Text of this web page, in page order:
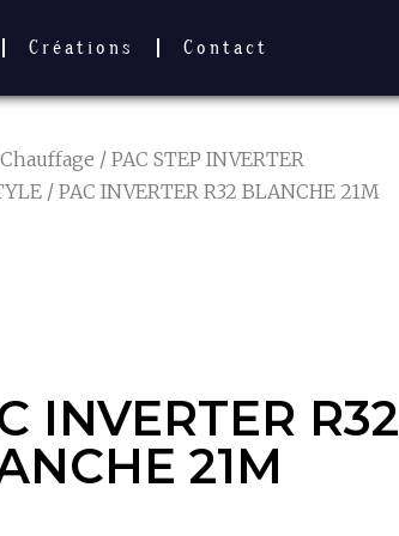
Créations Contact
Chauffage / PAC STEP INVERTER
/ PAC INVERTER R32 BLANCHE 21M
INVERTER R32
21M